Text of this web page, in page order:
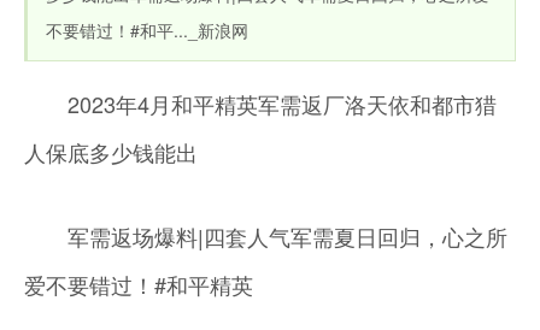
不要错过！#和平..._新浪网
2023年4月和平精英军需返厂洛天依和都市猎
人保底多少钱能出
军需返场爆料|四套人气军需夏日回归，心之所
爱不要错过！#和平精英